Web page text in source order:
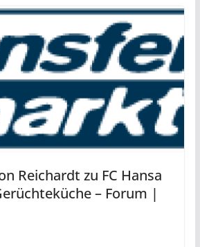
Reichardt zu FC Hansa
– Forum |